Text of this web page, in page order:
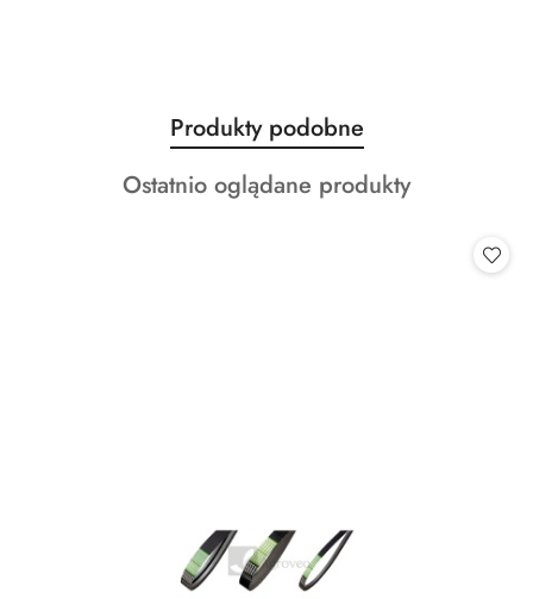
Pomiń karuzelę produktów
Produkty
o
statusie:
Produkty podobne
Produkty
Ostatnio oglądane produkty